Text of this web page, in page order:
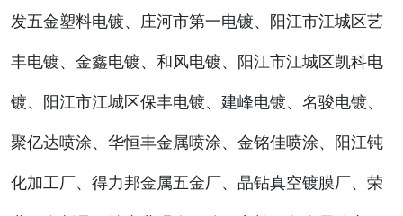
发五金塑料电镀、庄河市第一电镀、阳江市江城区艺
丰电镀、金鑫电镀、和风电镀、阳江市江城区凯科电
镀、阳江市江城区保丰电镀、建峰电镀、名骏电镀、
聚亿达喷涂、华恒丰金属喷涂、金铭佳喷涂、阳江钝
化加工厂、得力邦金属五金厂、晶钻真空镀膜厂、荣